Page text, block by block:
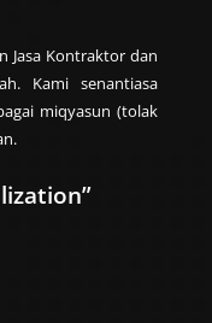
Jasa Kontraktor dan
Kami senantiasa
miqyasun (tolak